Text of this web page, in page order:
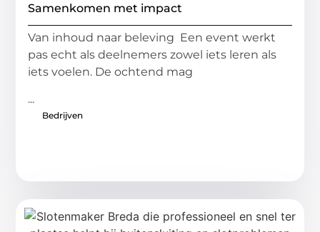
Samenkomen met impact
Van inhoud naar beleving Een event werkt
pas echt als deelnemers zowel iets leren als
iets voelen. De ochtend mag
...
Bedrijven